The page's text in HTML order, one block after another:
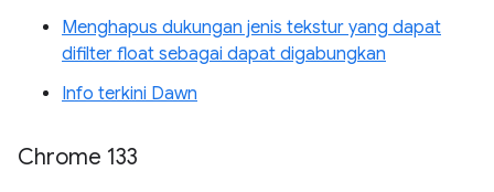
Menghapus dukungan jenis tekstur yang dapat
difilter float sebagai dapat digabungkan
Info terkini Dawn
Chrome 133